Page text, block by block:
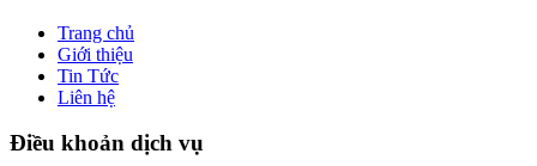
Trang chủ
Giới thiệu
Tin Tức
Liên hệ
Điều khoản dịch vụ